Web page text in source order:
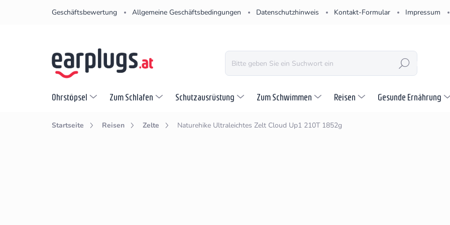
Geschäftsbewertung Allgemeine Geschäftsbedingungen Datenschutzhinweis Kontakt-Formular Impressum
SUCHEN
Ohrstöpsel Zum Schlafen Schutzausrüstung Zum Schwimmen Reisen Gesunde Ernährung
Startseite Reisen Zelte Naturehike Ultraleichtes Zelt Cloud Up1 210T 1852g